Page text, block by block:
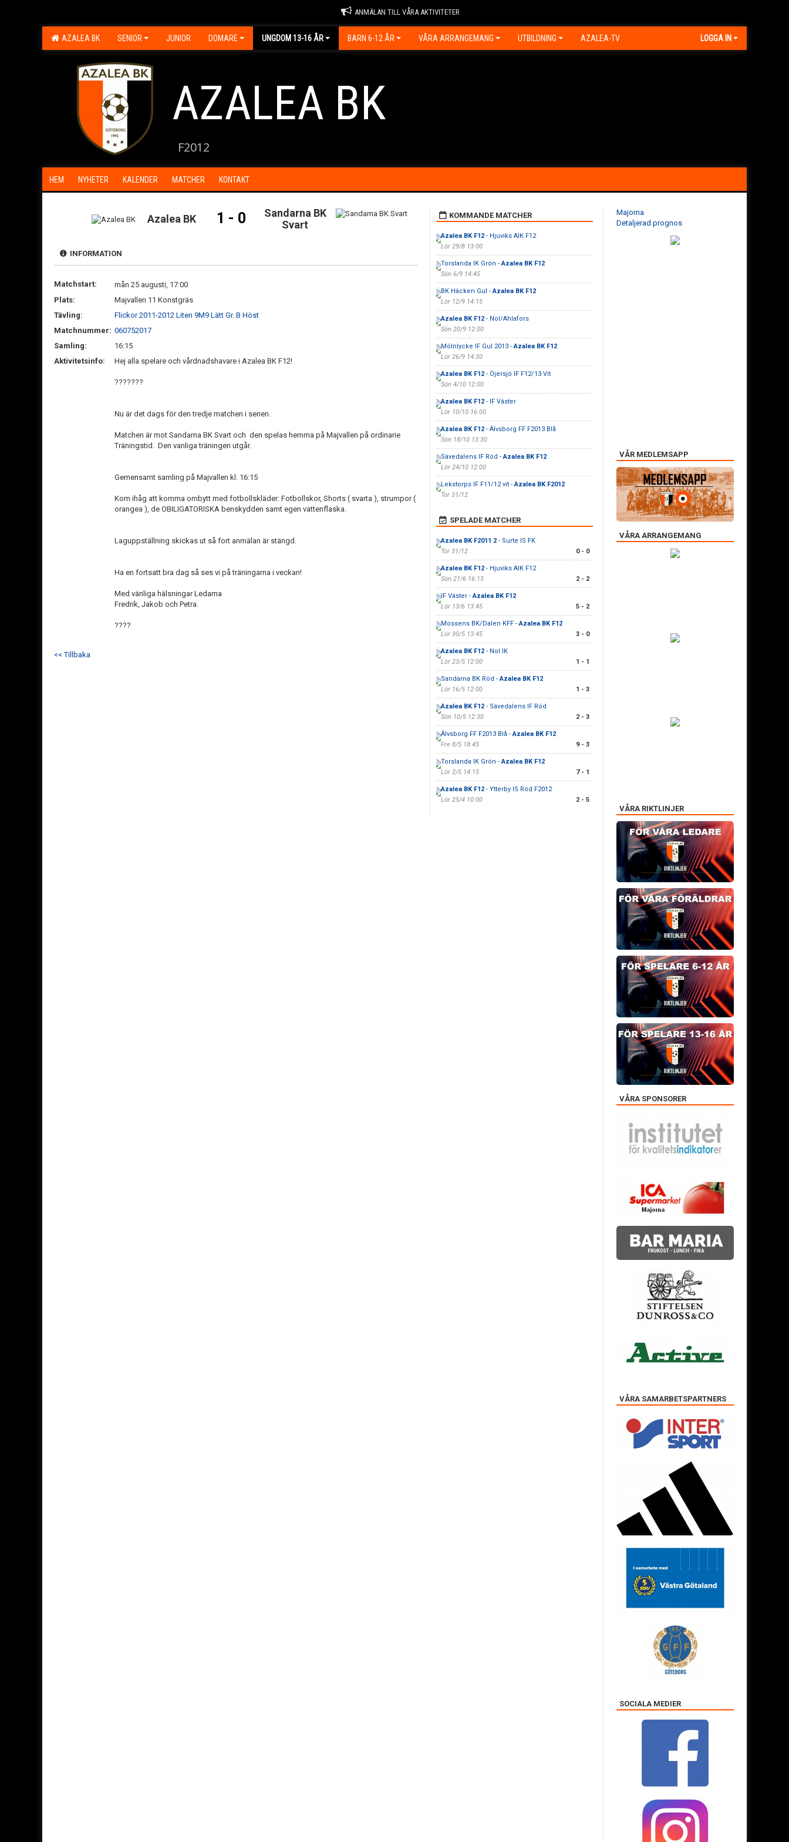
ANMÄLAN TILL VÅRA AKTIVITETER
AZALEA BK SENIOR JUNIOR DOMARE UNGDOM 13-16 ÅR BARN 6-12 ÅR VÅRA ARRANGEMANG UTBILDNING AZALEA-TV LOGGA IN
AZALEA BK
F2012
HEM NYHETER KALENDER MATCHER KONTAKT
Azalea BK 1 - 0
Sandarna BK
Svart
INFORMATION
Matchstart:
mån 25 augusti, 17:00
Plats:
Majvallen 11 Konstgräs
Tävling:
Flickor 2011-2012 Liten 9M9 Lätt Gr. B Höst
Matchnummer: 060752017
Samling:
16:15
Aktivitetsinfo:
Hej alla spelare och vårdnadshavare i Azalea BK F12!
???????
Nu är det dags för den tredje matchen i serien.
Matchen är mot Sandarna BK Svart och den spelas hemma på Majvallen på ordinarie
Träningstid. Den vanliga träningen utgår.
Gemensamt samling på Majvallen kl. 16:15
Kom ihåg att komma ombytt med fotbollskläder: Fotbollskor, Shorts ( svarta ), strumpor (
orangea ), de OBILIGATORISKA benskydden samt egen vattenflaska.
Laguppställning skickas ut så fort anmälan är stängd.
Ha en fortsatt bra dag så ses vi på träningarna i veckan!
Med vänliga hälsningar Ledarna
Fredrik, Jakob och Petra.
????
<< Tillbaka
KOMMANDE MATCHER
Azalea BK F12- Hjuviks AIK F12
Lör 29/8 13:00
Torslanda IK Grön -Azalea BK F12
Sön 6/9 14:45
BK Häcken Gul -Azalea BK F12
Lör 12/9 14:15
Azalea BK F12- Nol/Ahlafors
Sön 20/9 12:00
Mölnlycke IF Gul 2013 -Azalea BK F12
Lör 26/9 14:30
Azalea BK F12- Öjersjö IF F12/13 Vit
Sön 4/10 12:00
Azalea BK F12- IF Väster
Lör 10/10 16:00
Azalea BK F12- Älvsborg FF F2013 Blå
Sön 18/10 13:30
Sävedalens IF Röd -Azalea BK F12
Lör 24/10 12:00
Lekstorps IF F11/12 vit -Azalea BK F2012
Tor 31/12
SPELADE MATCHER
Azalea BK F2011 2- Surte IS FK
Tor 31/12
0 - 0
Azalea BK F12- Hjuviks AIK F12
Sön 21/6 16:15
2 - 2
IF Väster -Azalea BK F12
Lör 13/6 13:45
5 - 2
Mossens BK/Dalen KFF -Azalea BK F12
Lör 30/5 13:45
3 - 0
Azalea BK F12- Nol IK
Lör 23/5 12:00
1 - 1
Sandarna BK Röd -Azalea BK F12
Lör 16/5 12:00
1 - 3
Azalea BK F12- Sävedalens IF Röd
Sön 10/5 12:30
2 - 3
Älvsborg FF F2013 Blå -Azalea BK F12
Fre 8/5 18:45
9 - 3
Torslanda IK Grön -Azalea BK F12
Lör 2/5 14:15
7 - 1
Azalea BK F12- Ytterby IS Röd F2012
Lör 25/4 10:00
2 - 5
Majorna
Detaljerad prognos
VÅR MEDLEMSAPP
VÅRA ARRANGEMANG
VÅRA RIKTLINJER
VÅRA SPONSORER
VÅRA SAMARBETSPARTNERS
SOCIALA MEDIER